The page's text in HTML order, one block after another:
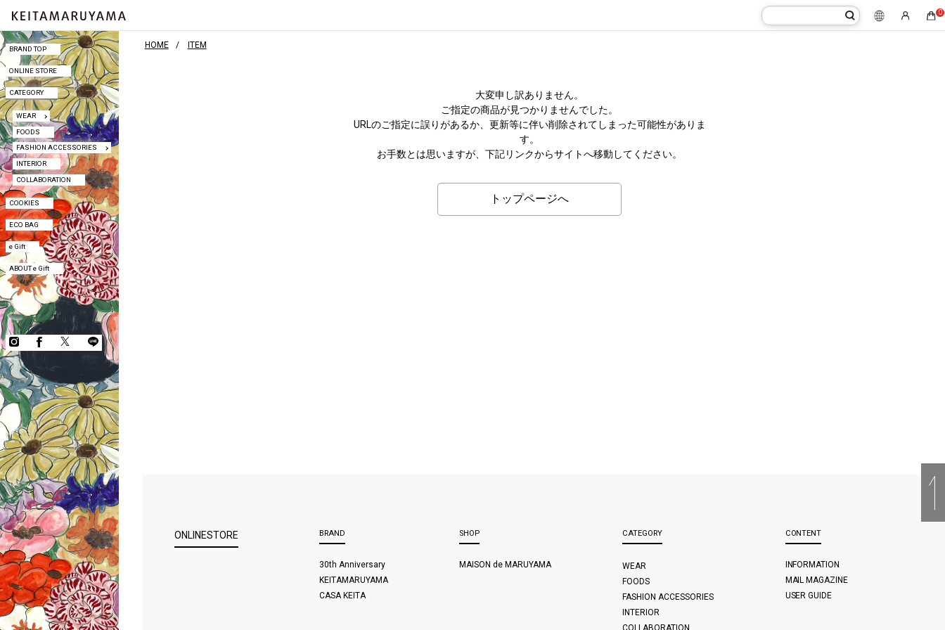
0
BRAND TOP
ONLINE STORE
CATEGORY
WEAR
FOODS
FASHION ACCESSORIES
INTERIOR
COLLABORATION
COOKIES
ECO BAG
e Gift
ABOUT e Gift
COPYRIGHT © KEITA MARUYAMA.
ALL RIGHTS RESERVED.
BRAND TOP
ONLINE STORE
CATEGORY
WEAR
FOODS
FASHION ACCESSORIES
INTERIOR
COLLABORATION
COOKIES
ECO BAG
e Gift
ABOUT e Gift
HOME ITEM
大変申し訳ありません。
ご指定の商品が見つかりませんでした。
URLのご指定に誤りがあるか、更新等に伴い削除されてしまった可能性がありま
す。
お手数とは思いますが、下記リンクからサイトへ移動してください。
トップページへ
ONLINESTORE BRAND
30th Anniversary
KEITAMARUYAMA
CASA KEITA
SHOP
MAISON de MARUYAMA
CATEGORY
WEAR
FOODS
FASHION ACCESSORIES
INTERIOR
COLLABORATION
CONTENT
INFORMATION
MAIL MAGAZINE
USER GUIDE